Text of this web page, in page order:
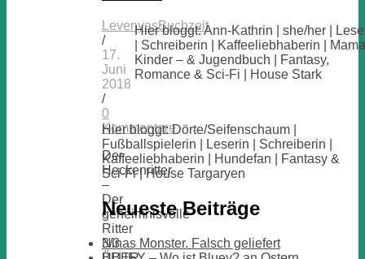
LevenyasBuchzeit
/
17.
Juni
2018
/
0
Kommentare
Der
Heckenritter
–
Der
geheimnisvolle
Ritter
3/3
Hier bloggt: Ann-Kathrin | she/her |
| Schreiberin | Kaffeeliebhaberin |
Kinder – & Jugendbuch | Fantasy,
Romance & Sci-Fi | House Stark
Hier bloggt: Dörte/Seifenschaum |
Fußballspielerin | Leserin | Schreiberin |
Kaffeeliebhaberin | Hundefan | Fantasy &
Sci-Fi | House Targaryen
Neueste Beiträge
Ninas Monster. Falsch geliefert